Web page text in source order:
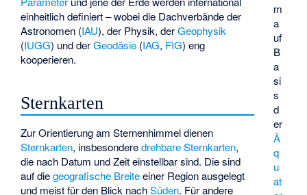
m
a
uf
B
a
si
s
d
er
Ä
q
u
at
einheitlich definiert – wobei die Dachverbände der
Astronomen (IAU), der Physik, derGeophysik
(IUGG) und derGeodäsie (IAG, FIG) eng
kooperieren.
Sternkarten
Zur Orientierung am Sternenhimmel dienen
Sternkarten, insbesonderedrehbare Sternkarten,
die nach Datum und Zeit einstellbar sind. Die sind
auf diegeografische Breiteeiner Region ausgelegt
und meist für den Blick nachSüden. Für andere